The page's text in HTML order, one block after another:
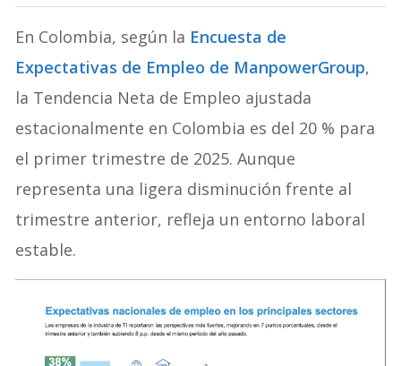
En Colombia, según la Encuesta de
Expectativas de Empleo de ManpowerGroup,
la Tendencia Neta de Empleo ajustada
estacionalmente en Colombia es del 20 % para
el primer trimestre de 2025. Aunque
representa una ligera disminución frente al
trimestre anterior, refleja un entorno laboral
estable.